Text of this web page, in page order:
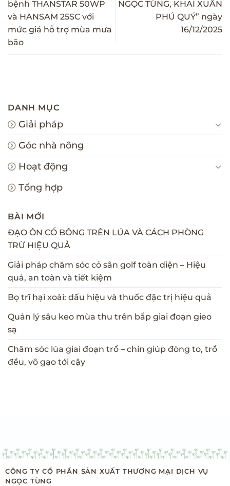
bệnh THANSTAR 50WP
và HANSAM 25SC với
mức giá hỗ trợ mùa mưa
bão
NGỌC TÙNG, KHAI XUÂN
PHÚ QUÝ” ngày
16/12/2025
DANH MỤC
Giải pháp
Góc nhà nông
Hoạt động
Tổng hợp
BÀI MỚI
ĐẠO ÔN CỔ BÔNG TRÊN LÚA VÀ CÁCH PHÒNG
TRỪ HIỆU QUẢ
Giải pháp chăm sóc cỏ sân golf toàn diện – Hiệu
quả, an toàn và tiết kiệm
Bọ trĩ hại xoài: dấu hiệu và thuốc đặc trị hiệu quả
Quản lý sâu keo mùa thu trên bắp giai đoạn gieo
sạ
Chăm sóc lúa giai đoạn trổ – chín giúp đòng to, trổ
đều, vô gạo tới cậy
CÔNG TY CỔ PHẦN SẢN XUẤT THƯƠNG MẠI DỊCH VỤ
NGỌC TÙNG